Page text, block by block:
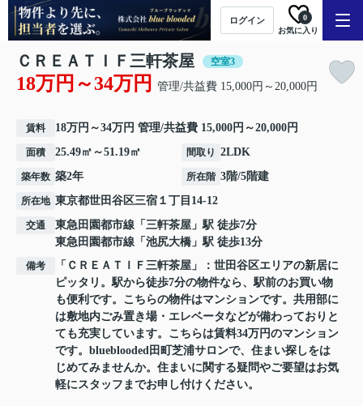
ログイン
お気に入り
0
ＣＲＥＡＴＩＦ三軒茶屋 空室3
18万円～34万円 管理/共益費 15,000円～20,000円
賃料 18万円～34万円 管理/共益費 15,000円～20,000円
面積 25.49㎡～51.19㎡ 間取り 2LDK
築年数 築2年 所在階 3階/5階建
所在地 東京都世田谷区三宿 １丁目14-12
交通 東急田園都市線 「 三軒茶屋 」駅 徒歩7分
東急田園都市線 「 池尻大橋 」駅 徒歩13分
備考
「ＣＲＥＡＴＩＦ三軒茶屋」：世田谷区エリアの新居に
ピッタリ。駅から徒歩7分の物件なら、駅前のお買い物
も便利です。こちらの物件はマンションです。共用部に
は敷地内ごみ置き場・エレベータなどが備わっておりと
ても充実しています。こちらは賃料34万円のマンション
です。blueblooded田町芝浦サロンで、住まい探しをは
じめてみませんか。住まいに関する疑問やご要望はお気
軽にスタッフまでお申し付けください。